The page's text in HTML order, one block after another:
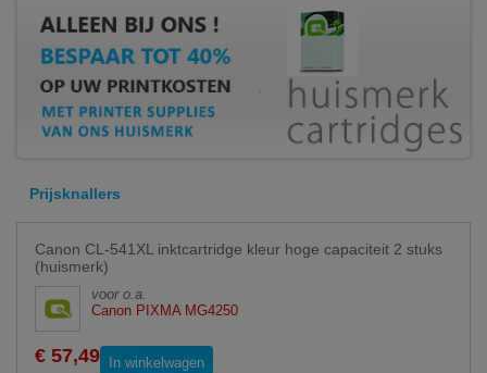
Prijsknallers
Canon CL-541XL inktcartridge kleur hoge capaciteit 2 stuks
(huismerk)
voor o.a.
Canon PIXMA MG4250
€ 57,49 In winkelwagen